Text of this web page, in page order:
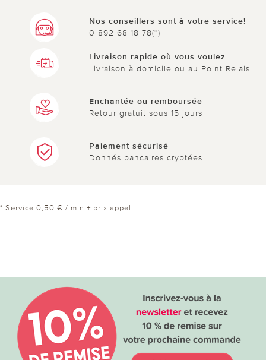
Nos conseillers sont à votre service!
0 892 68 18 78(*)
Livraison rapide où vous voulez
Livraison à domicile ou au Point Relais
Enchantée ou remboursée
Retour gratuit sous 15 jours
Paiement sécurisé
Donnés bancaires cryptées
* Service 0,50 € / min + prix appel